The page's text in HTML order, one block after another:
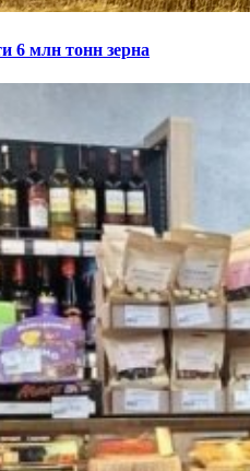
6 млн тонн зерна